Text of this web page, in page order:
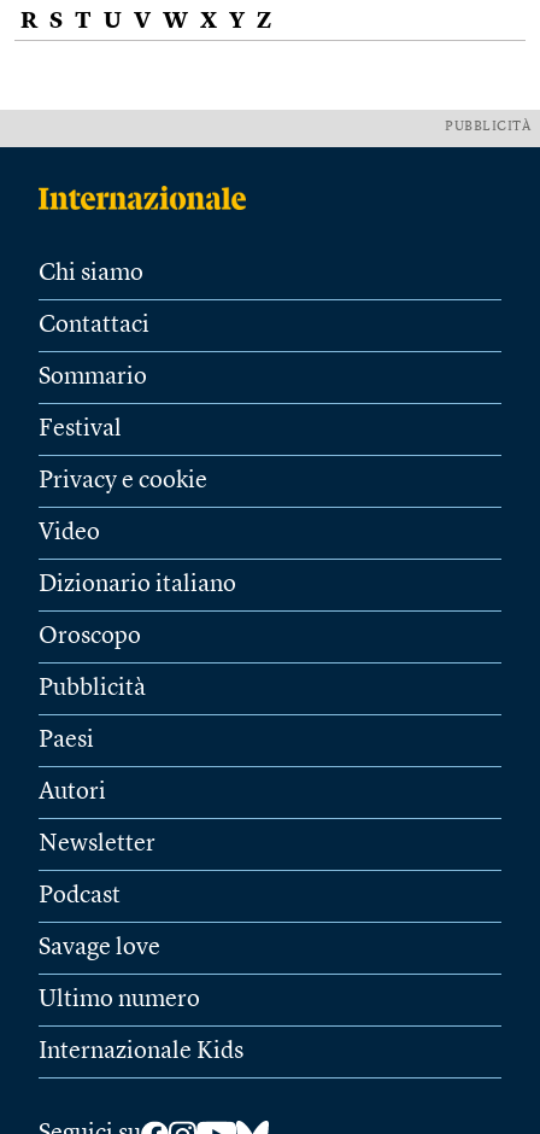
R S T U V W X Y Z
PUBBLICITÀ
Chi siamo
Contattaci
Sommario
Festival
Privacy e cookie
Video
Dizionario italiano
Oroscopo
Pubblicità
Paesi
Autori
Newsletter
Podcast
Savage love
Ultimo numero
Internazionale Kids